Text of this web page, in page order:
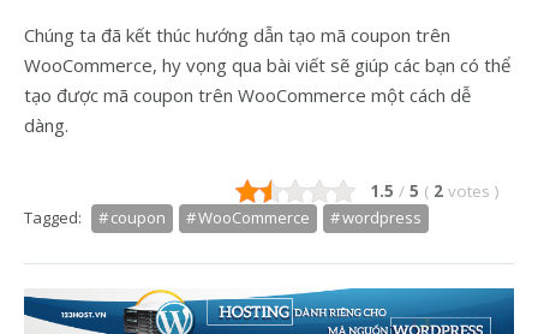
Chúng ta đã kết thúc hướng dẫn tạo mã coupon trên
WooCommerce, hy vọng qua bài viết sẽ giúp các bạn có thể
tạo được mã coupon trên WooCommerce một cách dễ
dàng.
1.5 / 5 ( 2 votes )
Tagged:
coupon WooCommerce wordpress